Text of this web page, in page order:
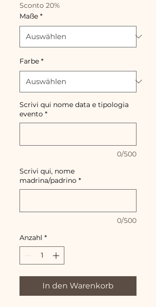
Sconto 20%
Maße *
Farbe *
Scrivi qui nome data e tipologia
evento *
0/500
Scrivi qui, nome
madrina/padrino *
0/500
Anzahl *
In den Warenkorb